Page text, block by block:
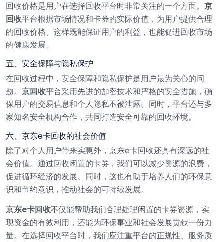
回收价格是用户在选择回收平台时非常关注的一个方面。 京
回收平台根据市场情况和卡券的实际价值，为用户提供合理
的回收价格。这样既能保证用户的利益，也能促进回收市场
的健康发展。
五、安全保障与隐私保护
在回收过程中，安全保障和隐私保护是用户最为关心的问
题。 京回收平台采用先进的加密技术和严格的安全措施，确
保用户的交易信息和个人隐私不被泄露。同时，平台还与多
家知名安全机构合作，共同打造安全可靠的回收环境。
六、京东e卡回收的社会价值
除了对个人用户带来实惠外，京东e卡回收还具有深远的社
会价值。通过回收闲置的卡券，我们可以减少资源的浪费，
促进循环经济的发展。同时，这也有助于培养人们的环保意
识和节约意识，推动社会的可持续发展。
京东e卡回收不仅能帮助我们合理处理闲置的卡券资源，实
现资金的有效利用，还能为环保事业和社会发展贡献一份力
量。在选择回收平台时，我们应注重平台的正规性、服务质